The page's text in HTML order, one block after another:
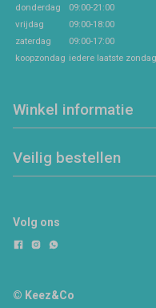
donderdag
09:00-21:00
vrijdag
09:00-18:00
zaterdag
09:00-17:00
koopzondag iedere laatste
Winkel informatie
Veilig bestellen
Volg ons
© Keez&Co